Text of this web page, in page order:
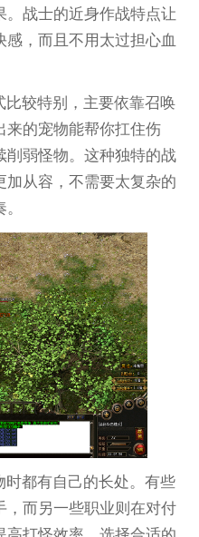
战士的近身作战特点让
，而且不用太过担心血
较特别，主要依靠召唤
来的宠物能帮你扛住伤
削弱怪物。这种独特的战
从容，不需要太复杂的
都有自己的长处。有些
，而另一些职业则在对付